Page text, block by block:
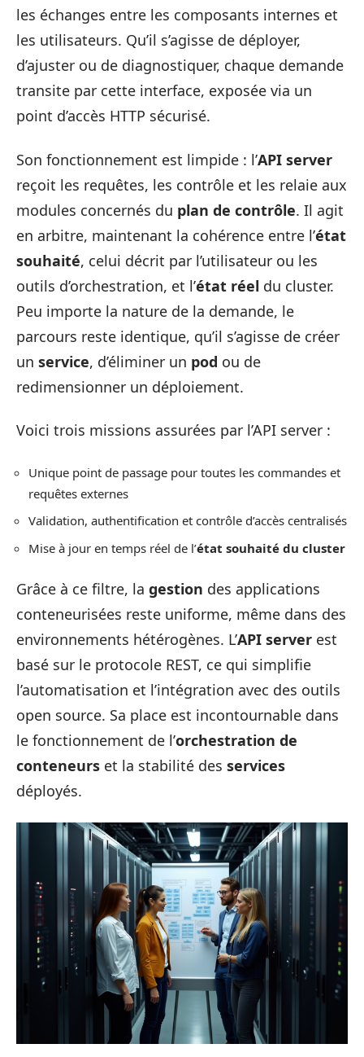
les échanges entre les composants internes et
les utilisateurs. Qu’il s’agisse de déployer,
d’ajuster ou de diagnostiquer, chaque demande
transite par cette interface, exposée via un
point d’accès HTTP sécurisé.
Son fonctionnement est limpide : l’API server
reçoit les requêtes, les contrôle et les relaie aux
modules concernés du plan de contrôle. Il agit
en arbitre, maintenant la cohérence entre l’état
souhaité, celui décrit par l’utilisateur ou les
outils d’orchestration, et l’état réel du cluster.
Peu importe la nature de la demande, le
parcours reste identique, qu’il s’agisse de créer
un service, d’éliminer un pod ou de
redimensionner un déploiement.
Voici trois missions assurées par l’API server :
Unique point de passage pour toutes les commandes et
requêtes externes
Validation, authentification et contrôle d’accès centralisés
Mise à jour en temps réel de l’état souhaité du cluster
Grâce à ce filtre, la gestion des applications
conteneurisées reste uniforme, même dans des
environnements hétérogènes. L’API server est
basé sur le protocole REST, ce qui simplifie
l’automatisation et l’intégration avec des outils
open source. Sa place est incontournable dans
le fonctionnement de l’orchestration de
conteneurs et la stabilité des services
déployés.